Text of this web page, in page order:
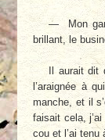
— Mon
brillant, le
Il aurait dit
l’araignée à
manche, et il
faisait cela,
cou et l’ai tenu